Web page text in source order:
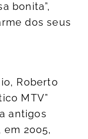
bonita”,
dos seus
Roberto
MTV”
antigos
2005,